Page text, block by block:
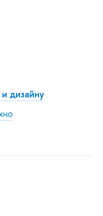
дизайну